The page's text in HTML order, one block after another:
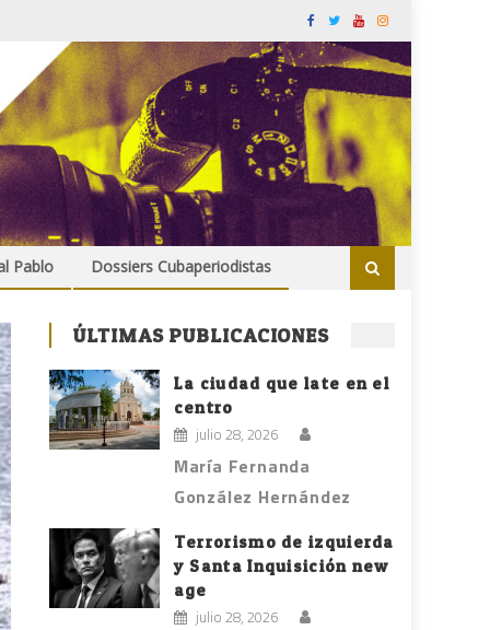
Pablo Dossiers Cubaperiodistas
ÚLTIMAS PUBLICACIONES
La ciudad que late en el
centro
julio 28, 2026
María Fernanda
González Hernández
Terrorismo de izquierda
y Santa Inquisición new
age
julio 28, 2026